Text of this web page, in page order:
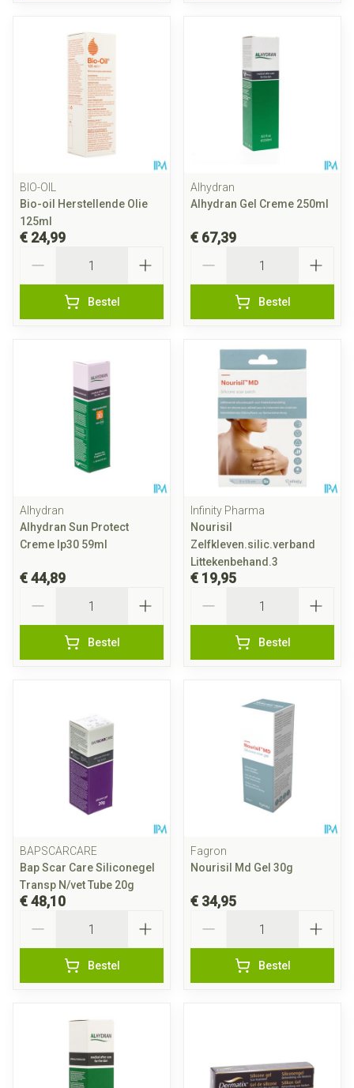
BIO-OIL
Bio-oil Herstellende Olie
125ml
€ 24,99
Bestel
Alhydran
Alhydran Gel Creme 250ml
€ 67,39
Bestel
Alhydran
Alhydran Sun Protect
Creme Ip30 59ml
€ 44,89
Bestel
Infinity Pharma
Nourisil
Zelfkleven.silic.verband
Littekenbehand.3
€ 19,95
Bestel
BAPSCARCARE
Bap Scar Care Siliconegel
Transp N/vet Tube 20g
€ 48,10
Bestel
Fagron
Nourisil Md Gel 30g
€ 34,95
Bestel